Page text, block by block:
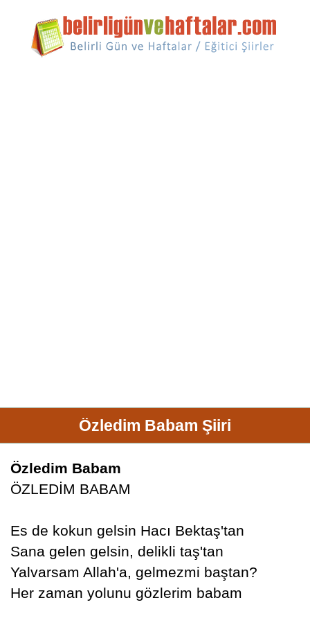
Özledim Babam Şiiri
Özledim Babam
ÖZLEDİM BABAM
Es de kokun gelsin Hacı Bektaş'tan
Sana gelen gelsin, delikli taş'tan
Yalvarsam Allah'a, gelmezmi baştan?
Her zaman yolunu gözlerim babam